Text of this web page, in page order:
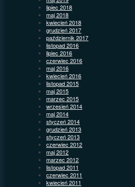
lipiec 2018
maj 2018
kwiecień 2018
grudzień 2017
październik 2017
listopad 2016
lipiec 2016
czerwiec 2016
maj 2016
kwiecień 2016
listopad 2015
maj 2015
marzec 2015
wrzesień 2014
maj 2014
styczeń 2014
grudzień 2013
styczeń 2013
czerwiec 2012
maj 2012
marzec 2012
listopad 2011
czerwiec 2011
kwiecień 2011